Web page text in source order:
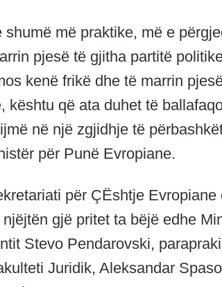
shumë më praktike, më e
pjesë të gjitha partitë
kenë frikë dhe të marrin
kështu që ata duhet të
në një zgjidhje të
për Punë Evropiane.
për ÇËshtje
gjë pritet ta bëjë edhe
Stevo Pendarovski,
Juridik, Aleksandar